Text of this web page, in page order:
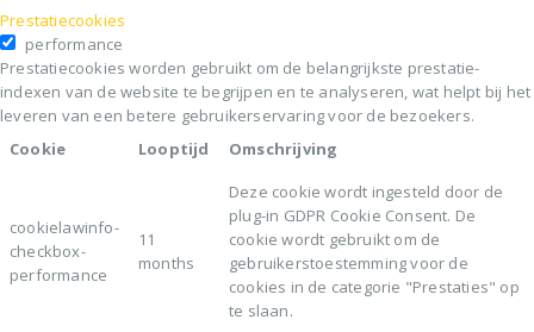
Prestatiecookies
performance
Prestatiecookies worden gebruikt om de belangrijkste prestatie-
indexen van de website te begrijpen en te analyseren, wat helpt bij het
leveren van een betere gebruikerservaring voor de bezoekers.
Cookie
Looptijd Omschrijving
cookielawinfo-
checkbox-
performance
11
months
Deze cookie wordt ingesteld door de
plug-in GDPR Cookie Consent. De
cookie wordt gebruikt om de
gebruikerstoestemming voor de
cookies in de categorie "Prestaties" op
te slaan.